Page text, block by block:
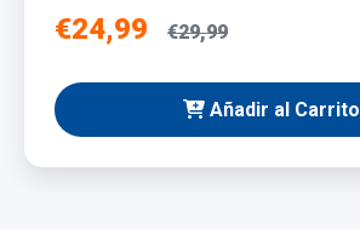
€24,99 €29,99
Añadir al Carrito